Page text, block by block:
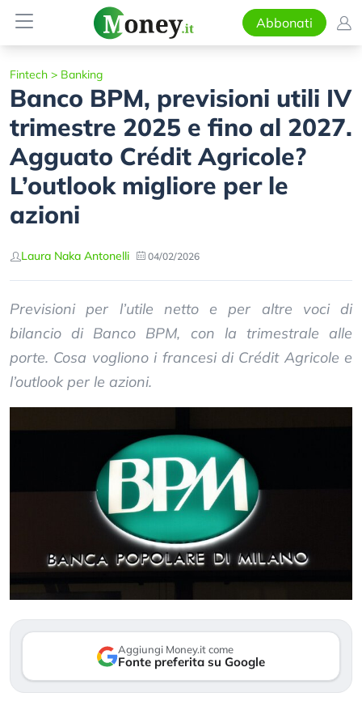
Abbonati
Fintech > Banking
Banco BPM, previsioni utili IV
trimestre 2025 e fino al 2027.
Agguato Crédit Agricole?
L’outlook migliore per le
azioni
Laura Naka Antonelli 04/02/2026
Previsioni per l’utile netto e per altre voci di
bilancio di Banco BPM, con la trimestrale alle
porte. Cosa vogliono i francesi di Crédit Agricole e
l’outlook per le azioni.
Aggiungi Money.it come
Fonte preferita su Google